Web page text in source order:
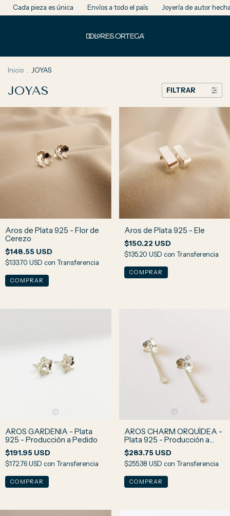
es única Envíos a todo el país Joyería de autor hecha a mano
Inicio JOYAS
JOYAS FILTRAR
Aros de Plata 925 - Flor de
Cerezo
$148.55 USD
$133.70 USD con Transferencia
Aros de Plata 925 - Ele
$150.22 USD
$135.20 USD con Transferencia
AROS GARDENIA - Plata
925 - Producción a Pedido
$191.95 USD
$172.76 USD con Transferencia
AROS CHARM ORQUÍDEA -
Plata 925 - Producción a
Pedido
$283.75 USD
$255.38 USD con Transferencia